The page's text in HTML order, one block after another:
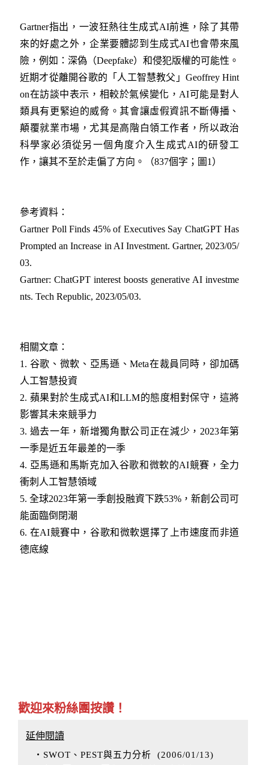
Gartner指出，一波狂熱往生成式AI前進，除了其帶
來的好處之外，企業要體認到生成式AI也會帶來風
險，例如：深偽（Deepfake）和侵犯版權的可能性。
近期才從離開谷歌的「人工智慧教父」Geoffrey Hint
on在訪談中表示，相較於氣候變化，AI可能是對人
類具有更緊迫的威脅。其會讓虛假資訊不斷傳播、
顛覆就業市場，尤其是高階白領工作者，所以政治
科學家必須從另一個角度介入生成式AI的研發工
作，讓其不至於走偏了方向。（837個字；圖1）
參考資料：
Gartner Poll Finds 45% of Executives Say ChatGPT Has
Prompted an Increase in AI Investment. Gartner, 2023/05/
03.
Gartner: ChatGPT interest boosts generative AI investme
nts. Tech Republic, 2023/05/03.
相關文章：
1. 谷歌、微軟、亞馬遜、Meta在裁員同時，卻加碼
人工智慧投資
2. 蘋果對於生成式AI和LLM的態度相對保守，這將
影響其未來競爭力
3. 過去一年，新增獨角獸公司正在減少，2023年第
一季是近五年最差的一季
4. 亞馬遜和馬斯克加入谷歌和微軟的AI競賽，全力
衝刺人工智慧領域
5. 全球2023年第一季創投融資下跌53%，新創公司可
能面臨倒閉潮
6. 在AI競賽中，谷歌和微軟選擇了上市速度而非道
德底線
歡迎來粉絲團按讚！
延伸閱讀
‧SWOT、PEST與五力分析 (2006/01/13)